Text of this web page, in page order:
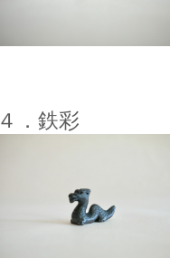
４．鉄彩